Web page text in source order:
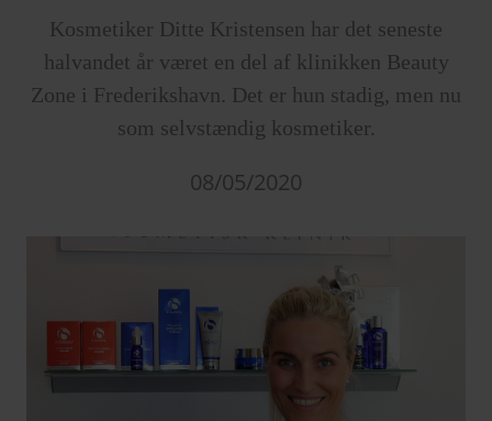
Kosmetiker Ditte Kristensen har det seneste
halvandet år været en del af klinikken Beauty
Zone i Frederikshavn. Det er hun stadig, men nu
som selvstændig kosmetiker.
08/05/2020